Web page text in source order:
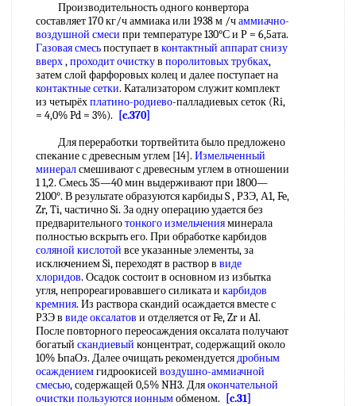
Производительность одного конвертора
составляет 170 кг/ч аммиака или 1938 м /чаммиачно-
воздушной смеси при температуре 130°С и Р = 6,5ата.
Газовая смесьпоступает в контактный аппаратснизу
вверх,проходит очисткув поролитовых трубках,
затем слой фарфоровых колец и далее поступает на
контактные сетки. Катализатором служит комплект
из четырёхплатино-родиево-палладиевых сеток (Ri,
= 4,0% Pd = 3%).
[c.370]
Для переработки тортвейтита было предложено
спекание с древесным углем [14]. Измельченный
минералсмешивают с древесным углем в отношении
1 1,2. Смесь 35—40 мин выдерживают при 1800—
2100°. В результате образуются карбиды S , РЗЭ, А1, Fe,
Zr, Ti, частично Si. За одну операцию удается без
предварительноготонкого измельченияминерала
полностью вскрыть его. При обработке карбидов
соляной кислотой все указанные элементы, за
исключением Si, переходят в раствор в виде
хлоридов. Осадок состоит в основном из избытка
угля, непрореагировавшего силиката и карбидов
кремния. Из раствора скандий осаждается вместе с
РЗЭ в виде оксалатов и отделяется от Fe, Zr и Al.
После повторного переосаждения оксалата получают
богатый скандиевый концентрат, содержащий около
10% ЬпаОз. Далее очищать рекомендуетсядробным
осаждениемгидроокисей воздушно-аммиачной
смесью, содержащей 0,5% NH3. Дляокончательной
очистки пользуются ионнымобменом.
[c.31]